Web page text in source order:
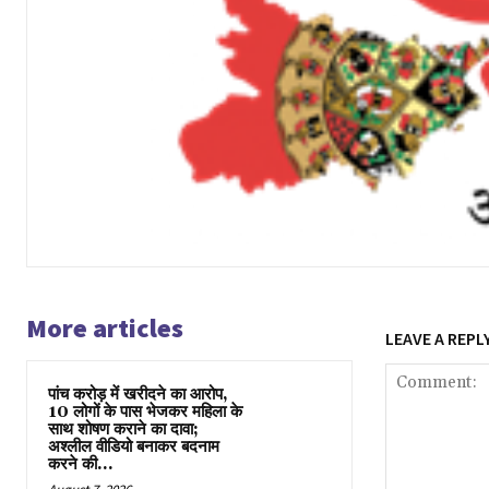
More articles
पांच करोड़ में खरीदने का आरोप,
10 लोगों के पास भेजकर महिला के
साथ शोषण कराने का दावा;
अश्लील वीडियो बनाकर बदनाम
करने की...
LEAVE A